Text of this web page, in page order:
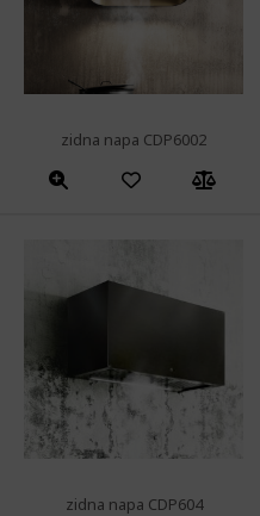
zidna napa CDP6002
zidna napa CDP604